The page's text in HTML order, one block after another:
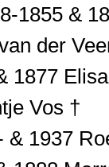
1855 &
der
1877
Vos †
& 1937